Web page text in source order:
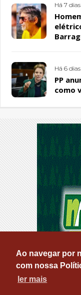
Ao navegar por
com nossa
ler mais
Há 7 dias
Há 6 dias
PP
como